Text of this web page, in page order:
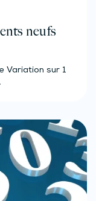
neufs
Variation sur 1